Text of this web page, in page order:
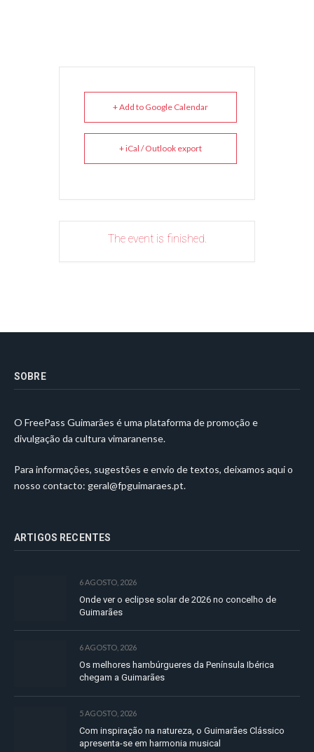
+ Add to Google Calendar
+ iCal / Outlook export
The event is finished.
SOBRE
O FreePass Guimarães é uma plataforma de promoção e
divulgação da cultura vimaranense.
Para informações, sugestões e envio de textos, deixamos aqui o
nosso contacto: geral@fpguimaraes.pt.
ARTIGOS RECENTES
6 AGOSTO, 2026
Onde ver o eclipse solar de 2026 no concelho de
Guimarães
6 AGOSTO, 2026
Os melhores hambúrgueres da Península Ibérica
chegam a Guimarães
5 AGOSTO, 2026
Com inspiração na natureza, o Guimarães Clássico
apresenta-se em harmonia musical